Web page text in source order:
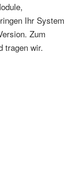
Ihr System
Zum
tragen wir.